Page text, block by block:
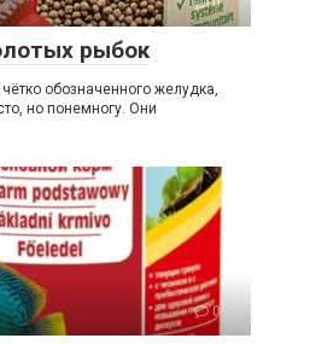
рыбок
обозначенного желудка,
но понемногу. Они
0